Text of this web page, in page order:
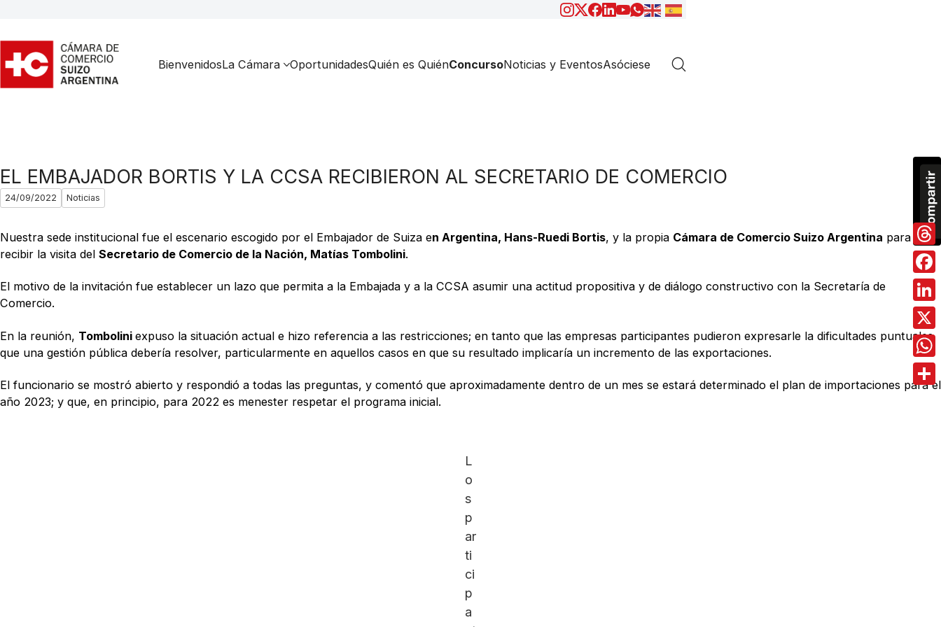
BienvenidosLa Cámara OportunidadesQuién es QuiénConcursoNoticias y EventosAsóciese
EL EMBAJADOR BORTIS Y LA CCSA RECIBIERON AL SECRETARIO DE COMERCIO
24/09/2022 Noticias
Nuestra sede institucional fue el escenario escogido por el Embajador de Suiza en Argentina, Hans-Ruedi Bortis, y la propia Cámara de Comercio Suizo Argentina para
recibir la visita del Secretario de Comercio de la Nación, Matías Tombolini.
El motivo de la invitación fue establecer un lazo que permita a la Embajada y a la CCSA asumir una actitud propositiva y de diálogo constructivo con la Secretaría de
Comercio.
En la reunión, Tombolini expuso la situación actual e hizo referencia a las restricciones; en tanto que las empresas participantes pudieron expresarle la dificultades puntuales
que una gestión pública debería resolver, particularmente en aquellos casos en que su resultado implicaría un incremento de las exportaciones.
El funcionario se mostró abierto y respondió a todas las preguntas, y comentó que aproximadamente dentro de un mes se estará determinado el plan de importaciones para el
año 2023; y que, en principio, para 2022 es menester respetar el programa inicial.
L
o
s
p
ar
ti
ci
p
a
X